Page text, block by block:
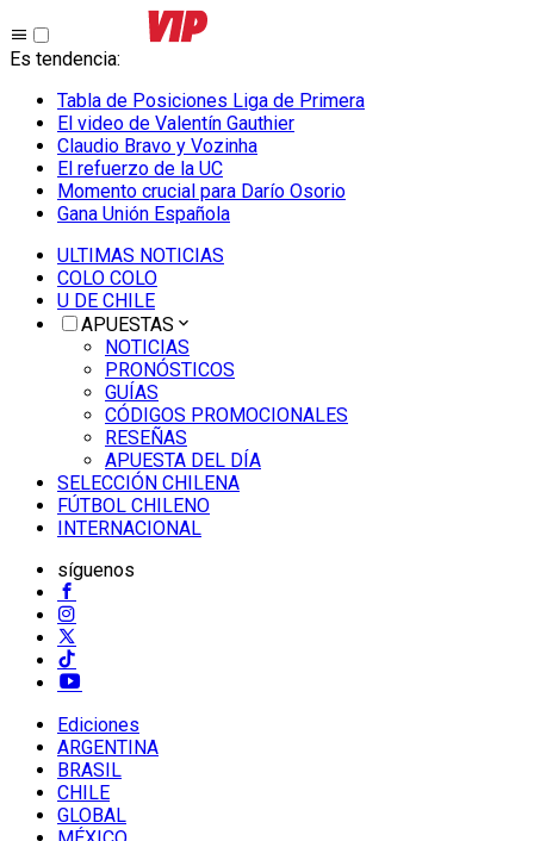
Es tendencia:
Tabla de Posiciones Liga de Primera
El video de Valentín Gauthier
Claudio Bravo y Vozinha
El refuerzo de la UC
Momento crucial para Darío Osorio
Gana Unión Española
ULTIMAS NOTICIAS
COLO COLO
U DE CHILE
APUESTAS
NOTICIAS
PRONÓSTICOS
GUÍAS
CÓDIGOS PROMOCIONALES
RESEÑAS
APUESTA DEL DÍA
SELECCIÓN CHILENA
FÚTBOL CHILENO
INTERNACIONAL
síguenos
Ediciones
ARGENTINA
BRASIL
CHILE
GLOBAL